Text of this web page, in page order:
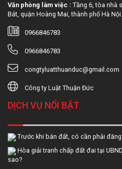
Văn phòng làm việc : Tầng 6, tòa nhà
Bát, quận Hoàng Mai, thành phố Hà Nội.
0966846783
0966846783
congtyluatthuanduc@gmail.com
Công ty Luật Thuận Đức
DỊCH VỤ NỔI BẬT
Trước khi bán đất, có cần phải
Hòa giải tranh chấp đất đai tại
sao?